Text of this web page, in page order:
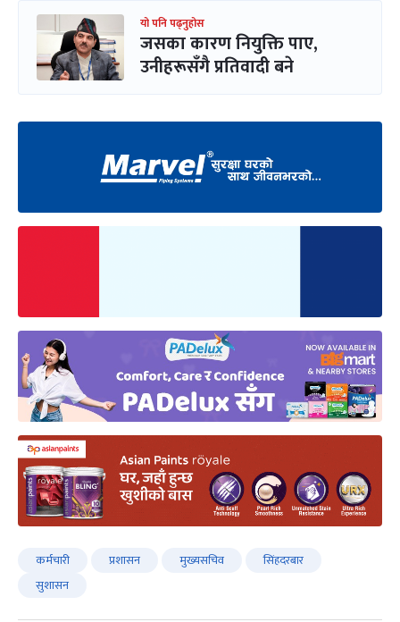
यो पनि पढ्नुहोस
जसका कारण नियुक्ति पाए,
उनीहरूसँगै प्रतिवादी बने
कर्मचारी प्रशासन मुख्यसचिव
सिंहदरबार
सुशासन